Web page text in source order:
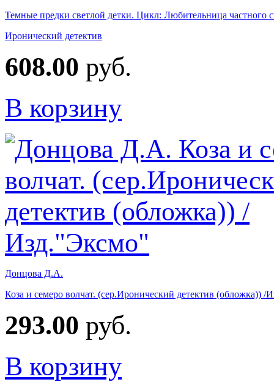
Темные предки светлой детки. Цикл: Любительница
Иронический детектив
608.00 руб.
В корзину
Донцова Д.А.
Коза и семеро волчат. (сер.Иронический детектив (обложка)) /
293.00 руб.
В корзину